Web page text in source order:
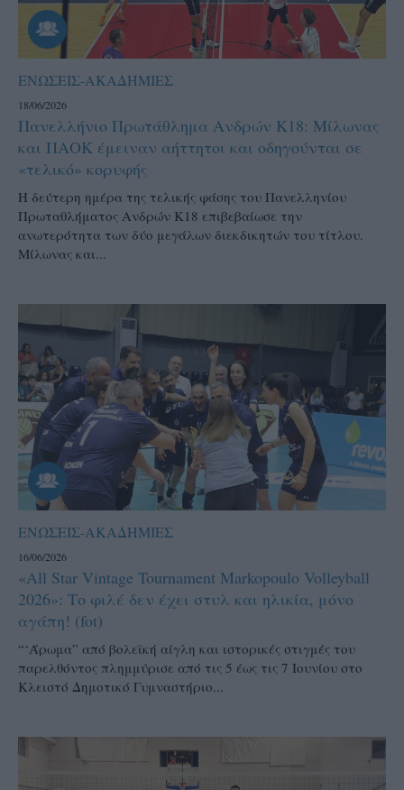
ΕΝΩΣΕΙΣ-ΑΚΑΔΗΜΙΕΣ
18/06/2026
Πανελλήνιο Πρωτάθλημα Ανδρών Κ18: Μίλωνας
και ΠΑΟΚ έμειναν αήττητοι και οδηγούνται σε
«τελικό» κορυφής
Η δεύτερη ημέρα της τελικής φάσης του Πανελληνίου
Πρωταθλήματος Ανδρών Κ18 επιβεβαίωσε την
ανωτερότητα των δύο μεγάλων διεκδικητών του τίτλου.
Μίλωνας και...
ΕΝΩΣΕΙΣ-ΑΚΑΔΗΜΙΕΣ
16/06/2026
«All Star Vintage Tournament Markopoulo Volleyball
2026»: Το φιλέ δεν έχει στυλ και ηλικία, μόνο
αγάπη! (fot)
“‘Άρωμα” από βολεϊκή αίγλη και ιστορικές στιγμές του
παρελθόντος πλημμύρισε από τις 5 έως τις 7 Ιουνίου στο
Κλειστό Δημοτικό Γυμναστήριο...